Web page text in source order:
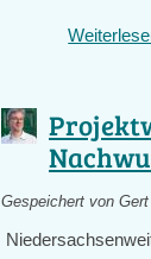
Gespeichert von